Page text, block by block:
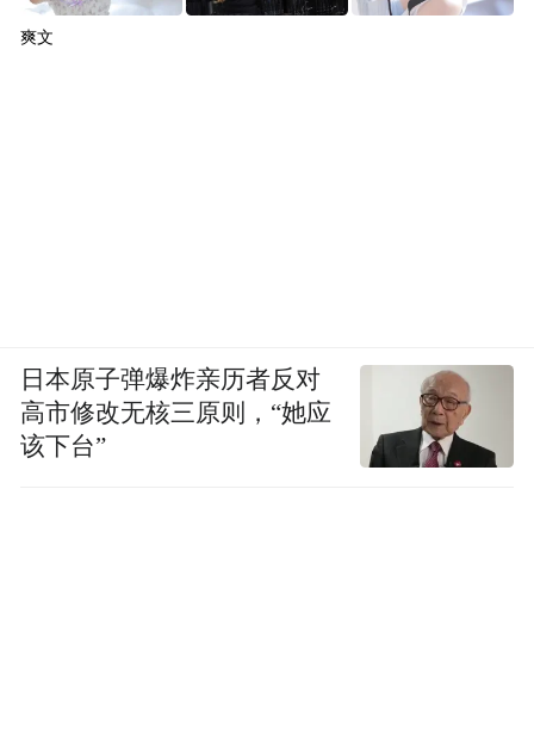
爽文
日本原子弹爆炸亲历者反对
高市修改无核三原则，“她应
该下台”